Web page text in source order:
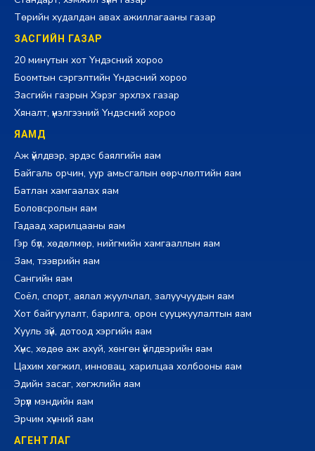
Төрийн худалдан авах ажиллагааны газар
ЗАСГИЙН ГАЗАР
20 минутын хот Үндэсний хороо
Боомтын сэргэлтийн Үндэсний хороо
Засгийн газрын Хэрэг эрхлэх газар
Хяналт, үнэлгээний Үндэсний хороо
ЯАМД
Аж үйлдвэр, эрдэс баялгийн яам
Байгаль орчин, уур амьсгалын өөрчлөлтийн яам
Батлан хамгаалах яам
Боловсролын яам
Гадаад харилцааны яам
Гэр бүл, хөдөлмөр, нийгмийн хамгааллын яам
Зам, тээврийн яам
Сангийн яам
Соёл, спорт, аялал жуулчлал, залуучуудын яам
Хот байгуулалт, барилга, орон сууцжуулалтын яам
Хууль зүй, дотоод хэргийн яам
Хүнс, хөдөө аж ахуй, хөнгөн үйлдвэрийн яам
Цахим хөгжил, инновац, харилцаа холбооны яам
Эдийн засаг, хөгжлийн яам
Эрүүл мэндийн яам
Эрчим хүчний яам
АГЕНТЛАГ